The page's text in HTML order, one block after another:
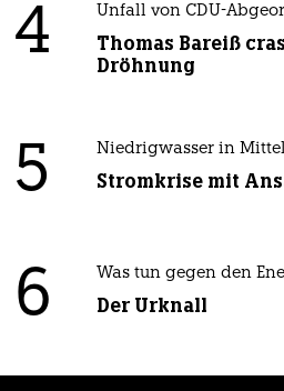
4 Unfall von CDU-
Thomas Bareiß
Dröhnung
5 Niedrigwasser in
Stromkrise mit
6 Was tun gegen den
Der Urknall